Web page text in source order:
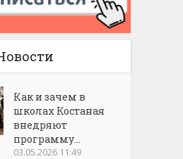
Как и зачем в
школах Костаная
внедряют
программу...
03.05.2026 11:49